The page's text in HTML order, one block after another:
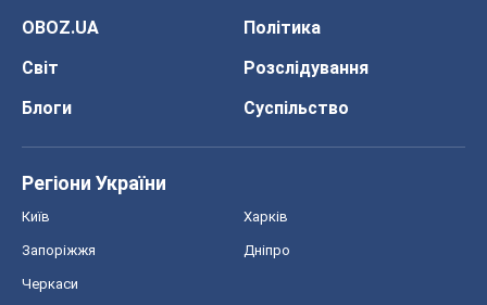
OBOZ.UA
Політика
Світ
Розслідування
Блоги
Суспільство
Регіони України
Київ Харків
Запоріжжя Дніпро
Черкаси